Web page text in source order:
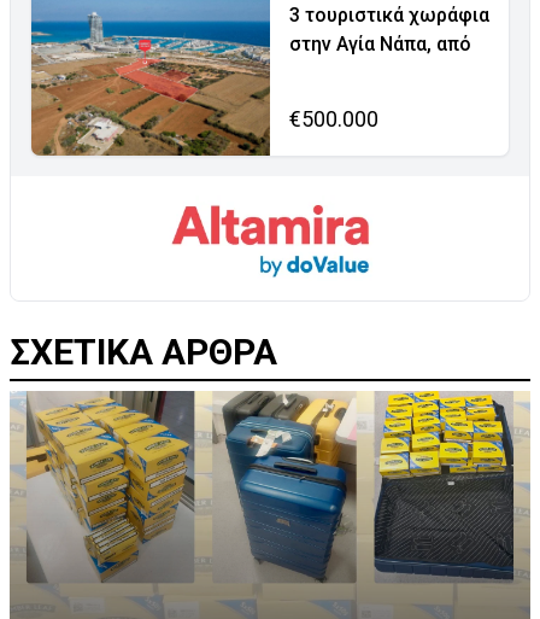
3 τουριστικά χωράφια
στην Αγία Νάπα, από
€500.000
ΣΧΕΤΙΚΑ ΑΡΘΡΑ